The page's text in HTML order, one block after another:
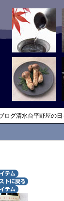
ログ清水台平野屋の日